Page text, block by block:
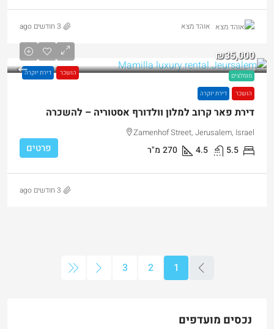
אוהד מצא 3 חודשים ago
מומלצים הושכר דירת יוקרה
₪35,000
הושכר דירת יוקרה
דירת פאר קרוב למלון וולדורף אסטוריה – להשכרה
Zamenhof Street, Jerusalem, Israel
5.5
4.5
270 מ"ר פרטים
3 חודשים ago
1
2
3
נכסים מועדפים